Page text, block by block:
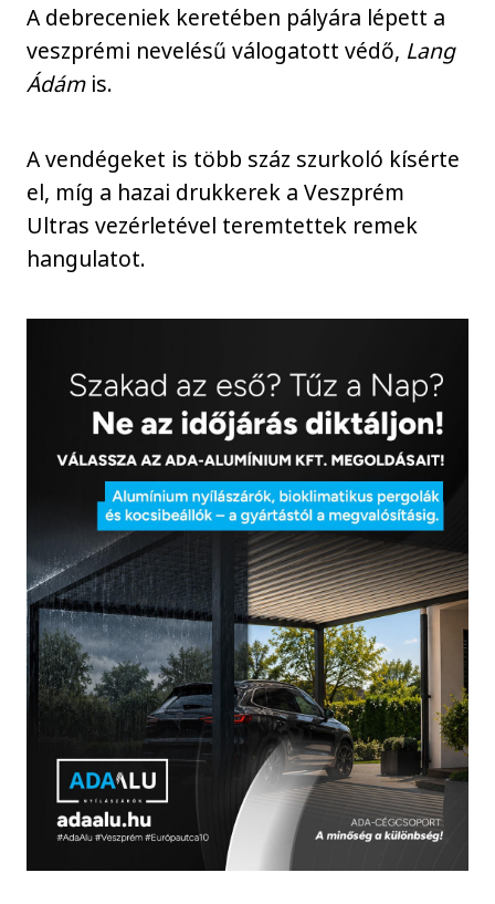
A debreceniek keretében pályára lépett a
veszprémi nevelésű válogatott védő, Lang
Ádámis.
A vendégeket is több száz szurkoló kísérte
el, míg a hazai drukkerek a Veszprém
Ultras vezérletével teremtettek remek
hangulatot.